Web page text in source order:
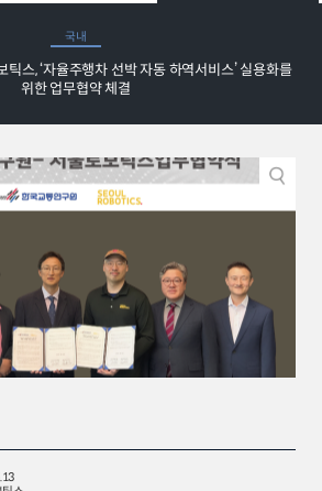
국내
스, ‘자율주행차 선박 자동 하역서비스’ 실용화를
위한 업무협약 체결
분석
통행발생모형
기획도서
2024 생활물류 서비스 보
택배